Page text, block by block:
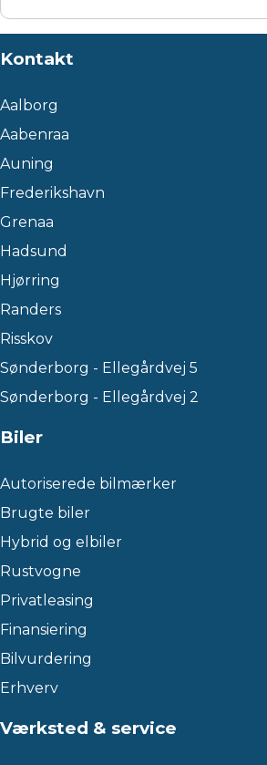
Kontakt
Aalborg
Aabenraa
Auning
Frederikshavn
Grenaa
Hadsund
Hjørring
Randers
Risskov
Sønderborg - Ellegårdvej 5
Sønderborg - Ellegårdvej 2
Biler
Autoriserede bilmærker
Brugte biler
Hybrid og elbiler
Rustvogne
Privatleasing
Finansiering
Bilvurdering
Erhverv
Værksted & service